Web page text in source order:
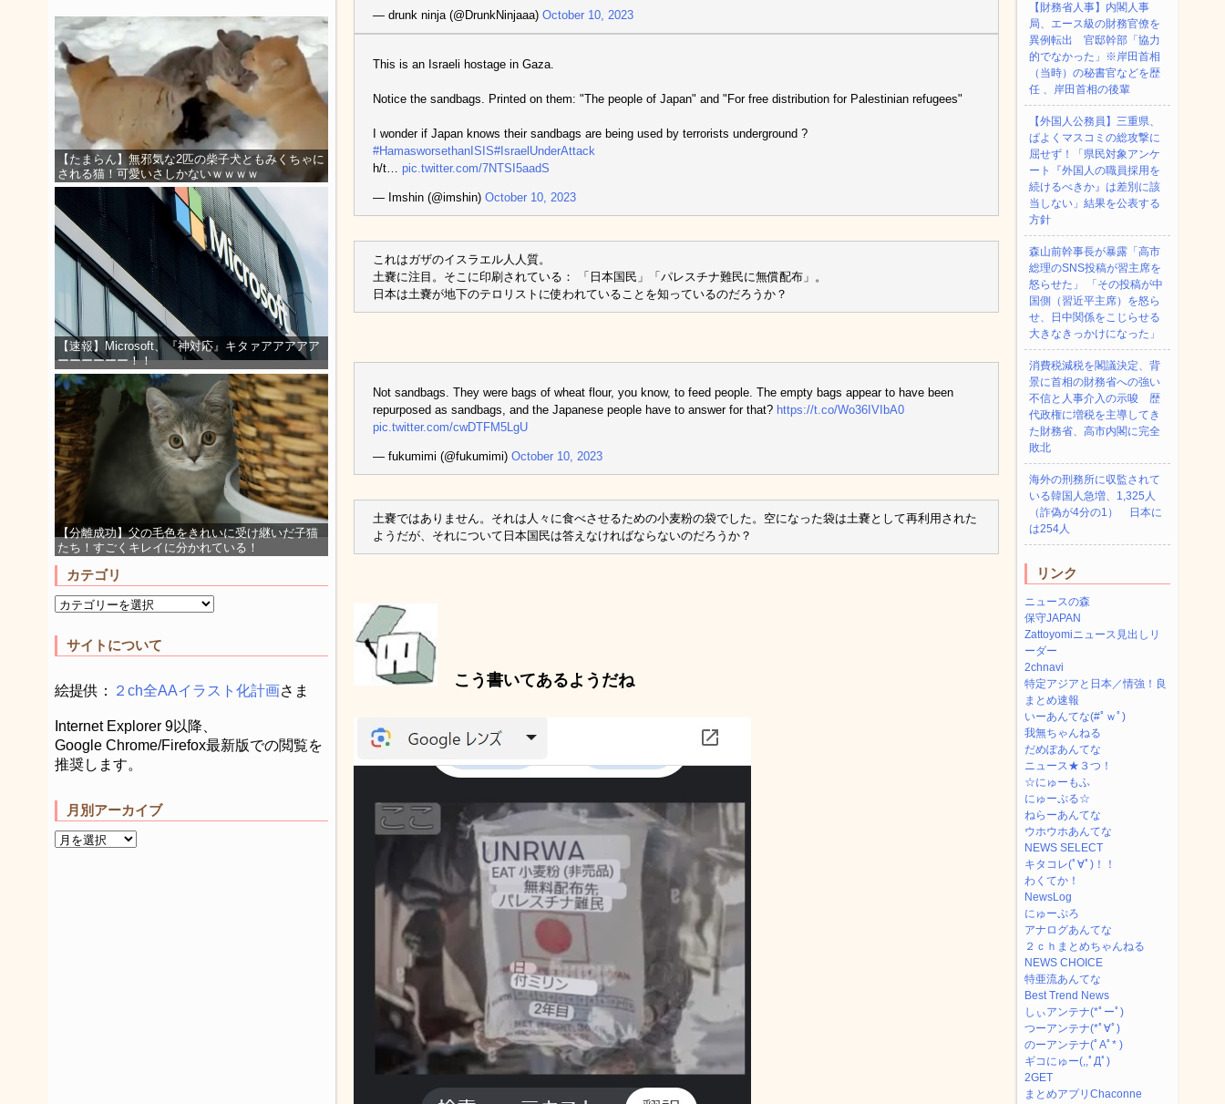
【たまらん】無邪気な2匹の柴子犬ともみくちゃに
される猫！可愛いさしかないｗｗｗｗ
【速報】Microsoft、『神対応』キタァアアアアア
ーーーーーー！！
【分離成功】父の毛色をきれいに受け継いだ子猫
たち！すごくキレイに分かれている！
カテゴリ
サイトについて
絵提供： ２ch全AAイラスト化計画さま
Internet Explorer 9以降、
Google Chrome/Firefox最新版での閲覧を
推奨します。
月別アーカイブ
— drunk ninja (@DrunkNinjaaa) October 10, 2023
This is an Israeli hostage in Gaza.
Notice the sandbags. Printed on them: "The people of Japan" and "For free distribution for Palestinian refugees"
I wonder if Japan knows their sandbags are being used by terrorists underground ?
#HamasworsethanISIS#IsraelUnderAttack
h/t… pic.twitter.com/7NTSI5aadS
— Imshin (@imshin) October 10, 2023
これはガザのイスラエル人人質。
土嚢に注目。そこに印刷されている： 「日本国民」「パレスチナ難民に無償配布」。
日本は土嚢が地下のテロリストに使われていることを知っているのだろうか？
Not sandbags. They were bags of wheat flour, you know, to feed people. The empty bags appear to have been
repurposed as sandbags, and the Japanese people have to answer for that? https://t.co/Wo36IVIbA0
pic.twitter.com/cwDTFM5LgU
— fukumimi (@fukumimi) October 10, 2023
土嚢ではありません。それは人々に食べさせるための小麦粉の袋でした。空になった袋は土嚢として再利用された
ようだが、それについて日本国民は答えなければならないのだろうか？
こう書いてあるようだね
【財務省人事】内閣人事
局、エース級の財務官僚を
異例転出 官邸幹部「協力
的でなかった」※岸田首相
（当時）の秘書官などを歴
任 、岸田首相の後輩
【外国人公務員】三重県、
ぱよくマスコミの総攻撃に
屈せず！「県民対象アンケ
ート『外国人の職員採用を
続けるべきか』は差別に該
当しない」結果を公表する
方針
森山前幹事長が暴露「高市
総理のSNS投稿が習主席を
怒らせた」 「その投稿が中
国側（習近平主席）を怒ら
せ、日中関係をこじらせる
大きなきっかけになった」
消費税減税を閣議決定、背
景に首相の財務省への強い
不信と人事介入の示唆 歴
代政権に増税を主導してき
た財務省、高市内閣に完全
敗北
海外の刑務所に収監されて
いる韓国人急増、1,325人
（詐偽が4分の1） 日本に
は254人
リンク
ニュースの森
保守JAPAN
Zattoyomiニュース見出しリ
ーダー
2chnavi
特定アジアと日本／情強！良
まとめ速報
いーあんてな(#ﾟｗﾟ)
我無ちゃんねる
だめぽあんてな
ニュース★３つ！
☆にゅーもふ
にゅーぷる☆
ねらーあんてな
ウホウホあんてな
NEWS SELECT
キタコレ(ﾟ∀ﾟ)！！
わくてか！
NewsLog
にゅーぷろ
アナログあんてな
２ｃｈまとめちゃんねる
NEWS CHOICE
特亜流あんてな
Best Trend News
しぃアンテナ(*ﾟーﾟ)
つーアンテナ(*ﾟ∀ﾟ)
のーアンテナ(ﾟAﾟ* )
ギコにゅー(,,ﾟДﾟ)
2GET
まとめアプリChaconne